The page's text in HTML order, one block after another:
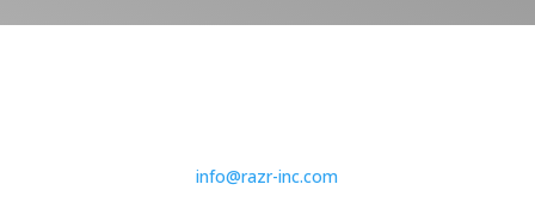
info@razr-inc.com